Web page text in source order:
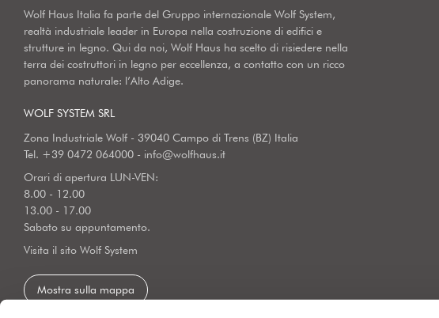
Wolf Haus Italia fa parte del Gruppo internazionale Wolf System,
realtà industriale leader in Europa nella costruzione di edifici e
strutture in legno. Qui da noi, Wolf Haus ha scelto di risiedere nella
terra dei costruttori in legno per eccellenza, a contatto con un ricco
panorama naturale: l’Alto Adige.
WOLF SYSTEM SRL
Zona Industriale Wolf - 39040 Campo di Trens (BZ) Italia
Tel. +39 0472 064000 - info@wolfhaus.it
Orari di apertura LUN-VEN:
8.00 - 12.00
13.00 - 17.00
Sabato su appuntamento.
Visita il sito Wolf System
Mostra sulla mappa